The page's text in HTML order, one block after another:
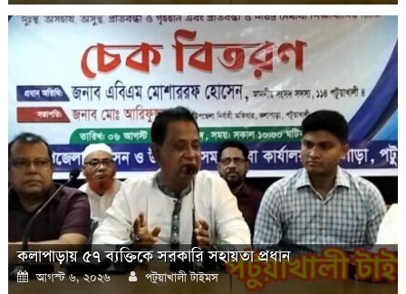
কলাপাড়ায় ​৫৭ ব্যক্তিকে সরকারি সহায়তা প্রধান
Posted
on
আগস্ট ৬, ২০২৬ Author
পটুয়াখালী টাইমস